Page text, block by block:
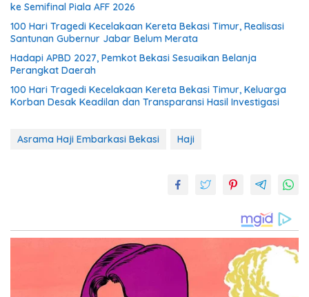
ke Semifinal Piala AFF 2026
100 Hari Tragedi Kecelakaan Kereta Bekasi Timur, Realisasi
Santunan Gubernur Jabar Belum Merata
Hadapi APBD 2027, Pemkot Bekasi Sesuaikan Belanja
Perangkat Daerah
100 Hari Tragedi Kecelakaan Kereta Bekasi Timur, Keluarga
Korban Desak Keadilan dan Transparansi Hasil Investigasi
Asrama Haji Embarkasi Bekasi Haji